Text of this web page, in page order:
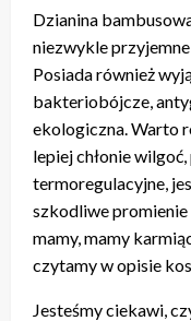
Dzianina
niezwykle
Posiada również
bakteriobójcze,
ekologiczna. Warto
lepiej chłonie
termoregulacyjne,
szkodliwe promienie
mamy, mamy
czytamy w opisie
Jesteśmy ciekawi,